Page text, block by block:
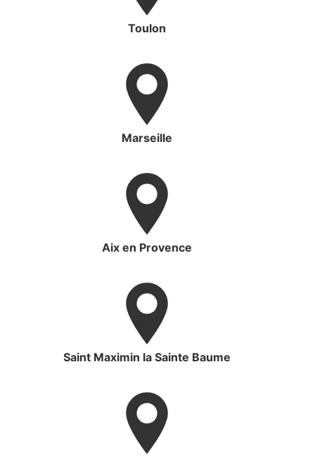
Toulon
Marseille
Aix en Provence
Saint Maximin la Sainte Baume